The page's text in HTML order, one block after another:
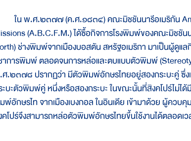
ใน พ.ศ.๒๓๗๗ (ค.ศ.๑๘๓๔) คณะมิชชันนารีอเมริกัน
(A.B.C.F.M.) ได้ซื้อกิจการโรงพิมพ์ของคณะมิชชั
ช่างพิมพ์จากเมืองบอสตัน สหรัฐอเมริกา มาเป็นผู้ดูแ
าการพิมพ์ ตลอดจนการหล่อและตบแบบตัวพิมพ์
.๒๓๗๘ ปรากฏว่า มีตัวพิมพ์อักษรไทยอยู่สองกระบะคู่ ซึ่
บะตัวพิมพ์คู่ หนึ่งหรือสองกระบะ ในขณะนั้นที่สิงคโปร์ไม่ไ
อักษรไท จากเมืองเบงกอล ในอินเดีย เข้ามาด้วย ผู้ควบ
โปร์จึงสามารถหล่อตัวพิมพ์อักษรไทยขึ้นใช้งานได้ตลอดเ